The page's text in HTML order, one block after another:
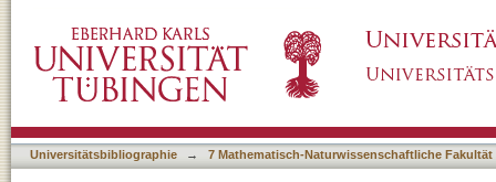
Island Southwest Asia : perspectives from
Universitätsbibliographie → 7 Mathematisch-Naturwissenschaftliche Fakultät